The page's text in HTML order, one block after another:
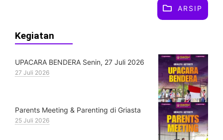
ARSIP
Kegiatan
UPACARA BENDERA Senin, 27 Juli 2026
27 Juli 2026
Parents Meeting & Parenting di Griasta
25 Juli 2026